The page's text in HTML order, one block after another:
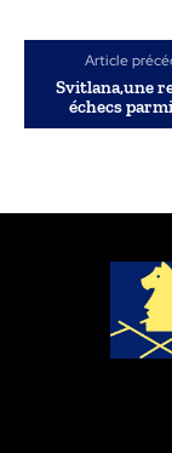
Article
Svitlana,une
échecs